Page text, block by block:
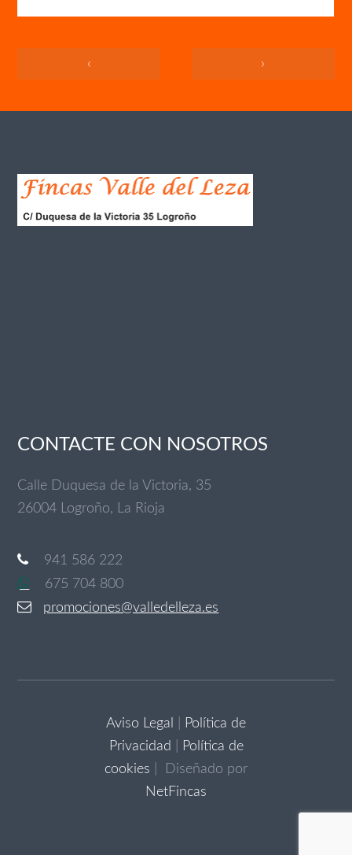
‹ ›
CONTACTE CON NOSOTROS
Calle Duquesa de la Victoria, 35
26004 Logroño, La Rioja
941 586 222
675 704 800
promociones@valledelleza.es
Aviso Legal
Política de
Privacidad
Política de
cookies | Diseñado por
NetFincas